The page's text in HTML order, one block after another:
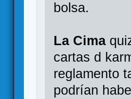
bolsa.
La Cima
cartas d
reglamento
podrían